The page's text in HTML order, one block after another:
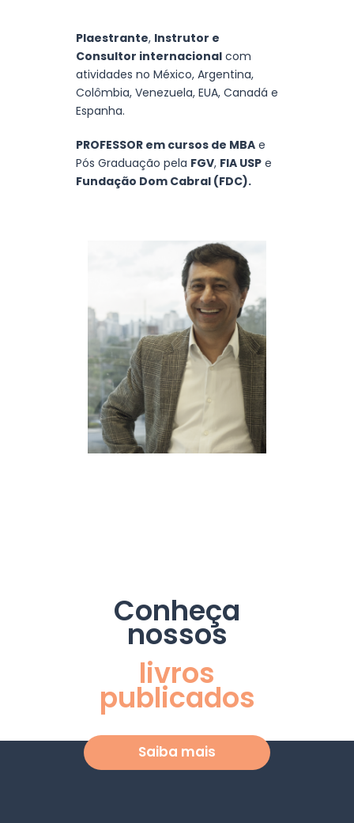
Plaestrante, Instrutor e
Consultor internacional com
atividades no México, Argentina,
Colômbia, Venezuela, EUA, Canadá e
Espanha.
PROFESSOR em cursos de MBA e
Pós Graduação pela FGV, FIA USP e
Fundação Dom Cabral (FDC).
Conheça
nossos
livros
publicados
Saiba mais